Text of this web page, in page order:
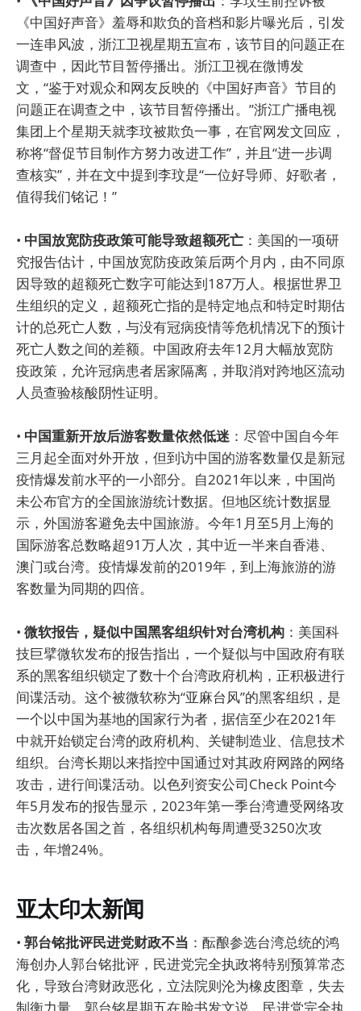
《中国好声音》羞辱和欺负的音档和影片曝光后，引发
一连串风波，浙江卫视星期五宣布，该节目的问题正在
调查中，因此节目暂停播出。浙江卫视在微博发
文，“鉴于对观众和网友反映的《中国好声音》节目的
问题正在调查之中，该节目暂停播出。”浙江广播电视
集团上个星期天就李玟被欺负一事，在官网发文回应，
称将“督促节目制作方努力改进工作”，并且“进一步调
查核实”，并在文中提到李玟是“一位好导师、好歌者，
值得我们铭记！”
• 中国放宽防疫政策可能导致超额死亡 ：美国的一项研
究报告估计，中国放宽防疫政策后两个月内，由不同原
因导致的超额死亡数字可能达到187万人。根据世界卫
生组织的定义，超额死亡指的是特定地点和特定时期估
计的总死亡人数，与没有冠病疫情等危机情况下的预计
死亡人数之间的差额。中国政府去年12月大幅放宽防
疫政策，允许冠病患者居家隔离，并取消对跨地区流动
人员查验核酸阴性证明。
• 中国重新开放后游客数量依然低迷 ：尽管中国自今年
三月起全面对外开放，但到访中国的游客数量仅是新冠
疫情爆发前水平的一小部分。自2021年以来，中国尚
未公布官方的全国旅游统计数据。但地区统计数据显
示，外国游客避免去中国旅游。今年1月至5月上海的
国际游客总数略超91万人次，其中近一半来自香港、
澳门或台湾。疫情爆发前的2019年，到上海旅游的游
客数量为同期的四倍。
• 微软报告，疑似中国黑客组织针对台湾机构 ：美国科
技巨擘微软发布的报告指出，一个疑似与中国政府有联
系的黑客组织锁定了数十个台湾政府机构，正积极进行
间谍活动。这个被微软称为“亚麻台风”的黑客组织，是
一个以中国为基地的国家行为者，据信至少在2021年
中就开始锁定台湾的政府机构、关键制造业、信息技术
组织。台湾长期以来指控中国通过对其政府网路的网络
攻击，进行间谍活动。以色列资安公司Check Point今
年5月发布的报告显示，2023年第一季台湾遭受网络攻
击次数居各国之首，各组织机构每周遭受3250次攻
击，年增24%。
亚太印太新闻
• 郭台铭批评民进党财政不当 ：酝酿参选台湾总统的鸿
海创办人郭台铭批评，民进党完全执政将特别预算常态
化，导致台湾财政恶化，立法院则沦为橡皮图章，失去